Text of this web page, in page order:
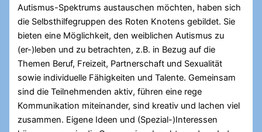
Autismus-Spektrums austauschen möchten, haben sich
die Selbsthilfegruppen des Roten Knotens gebildet. Sie
bieten eine Möglichkeit, den weiblichen Autismus zu
(er-)leben und zu betrachten, z.B. in Bezug auf die
Themen Beruf, Freizeit, Partnerschaft und Sexualität
sowie individuelle Fähigkeiten und Talente. Gemeinsam
sind die Teilnehmenden aktiv, führen eine rege
Kommunikation miteinander, sind kreativ und lachen viel
zusammen. Eigene Ideen und (Spezial-)Interessen